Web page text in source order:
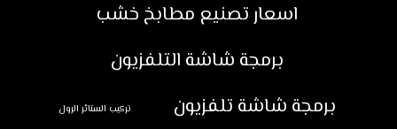
اسعار تصنيع مطابخ خشب
برمجة شاشة التلفزيون
برمجة شاشة تلفزيون
تركيب الستائر الرول